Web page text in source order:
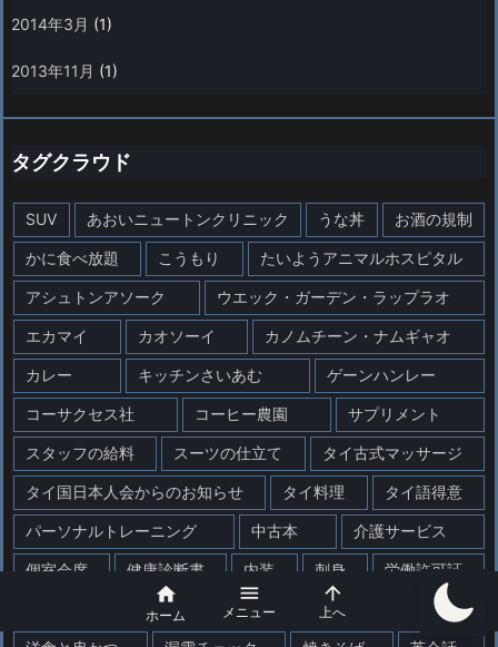
2014年3月 (1)
2013年11月 (1)
タグクラウド
SUV あおいニュートンクリニック うな丼 お酒の規制
かに食べ放題 こうもり たいようアニマルホスピタル
アシュトンアソーク ウエック・ガーデン・ラップラオ
エカマイ カオソーイ カノムチーン・ナムギャオ
カレー キッチンさいあむ ゲーンハンレー
コーサクセス社 コーヒー農園 サプリメント
スタッフの給料 スーツの仕立て タイ古式マッサージ
タイ国日本人会からのお知らせ タイ料理 タイ語得意
パーソナルトレーニング 中古本 介護サービス
個室会席 健康診断書 内装 刺身 労働許可証
日本語レッスン 業務用食材 歯科医院

ホーム

メニュー

上へ